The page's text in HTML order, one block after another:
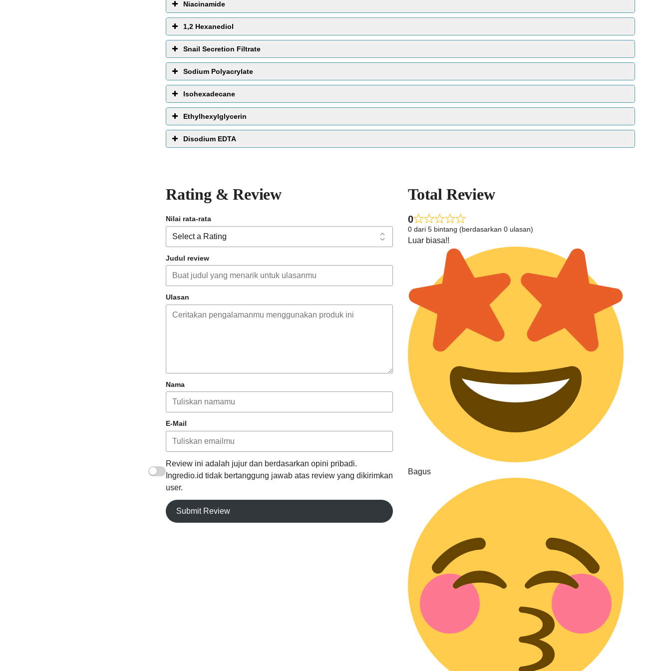
Niacinamide
1,2 Hexanediol
Snail Secretion Filtrate
Sodium Polyacrylate
Isohexadecane
Ethylhexylglycerin
Disodium EDTA
Rating & Review
Nilai rata-rata
Judul review
Ulasan
Nama
E-Mail
Review ini adalah jujur dan berdasarkan opini pribadi.
Ingredio.id tidak bertanggung jawab atas review yang dikirimkan
user.
Submit Review
Total Review
0
0 dari 5 bintang (berdasarkan 0 ulasan)
Luar biasa!!
Bagus